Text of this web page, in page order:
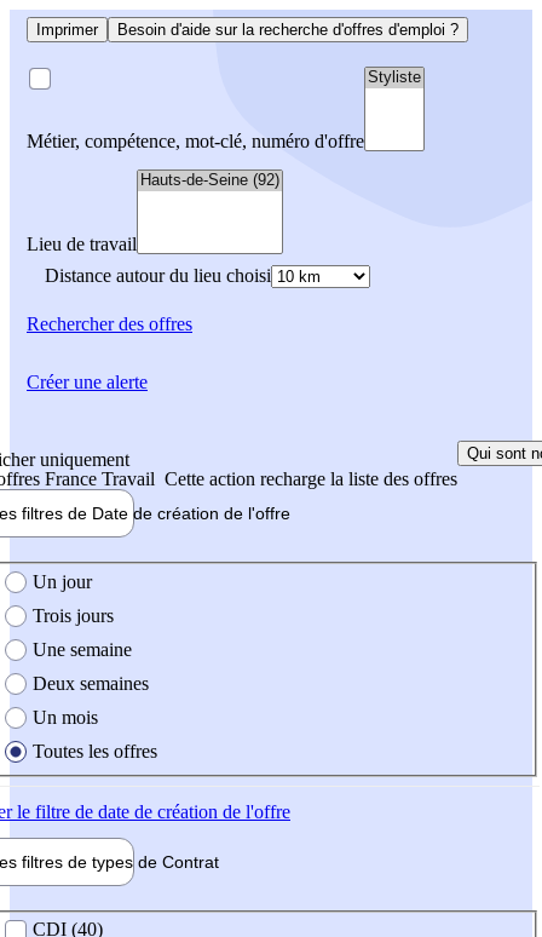
Imprimer Besoin d'aide sur la recherche d'offres d'emploi ?
Métier, compétence, mot-clé, numéro d'offre
Lieu de travail
Distance autour du lieu choisi
Rechercherdes offres
uniquement
France Travail Cette action recharge la liste des offres
Qui sont
filtres de Date de création de l'offre
création de l'offre
Un jour
Trois jours
Une semaine
Deux semaines
Un mois
Toutes les offres
le filtre de date de création de l'offre
filtres de types de Contrat
contrat
CDI (40)
Créer une alerte